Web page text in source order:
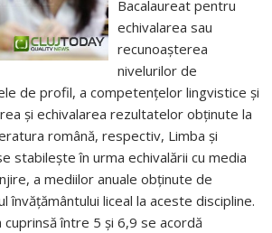
Bacalaureat pentru
echivalarea sau
recunoaşterea
nivelurilor de
de profil, a competenţelor lingvistice şi
şi echivalarea rezultatelor obţinute la
română, respectiv, Limba şi
stabileşte în urma echivalării cu media
a mediilor anuale obţinute de
învăţământului liceal la aceste discipline.
între 5 şi 6,9 se acordă